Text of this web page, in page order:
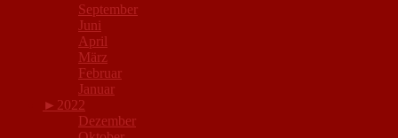
September
Juni
April
März
Februar
Januar
► 2022
Dezember